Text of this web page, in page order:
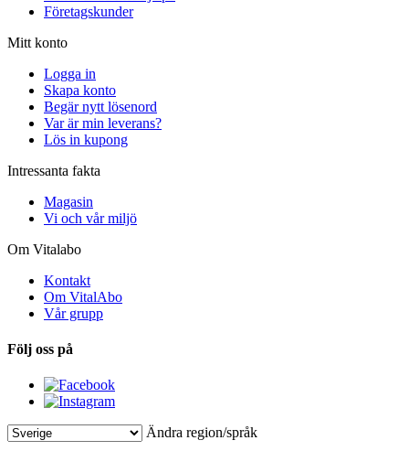
Företagskunder
Mitt konto
Logga in
Skapa konto
Begär nytt lösenord
Var är min leverans?
Lös in kupong
Intressanta fakta
Magasin
Vi och vår miljö
Om Vitalabo
Kontakt
Om VitalAbo
Vår grupp
Följ oss på
Ändra region/språk